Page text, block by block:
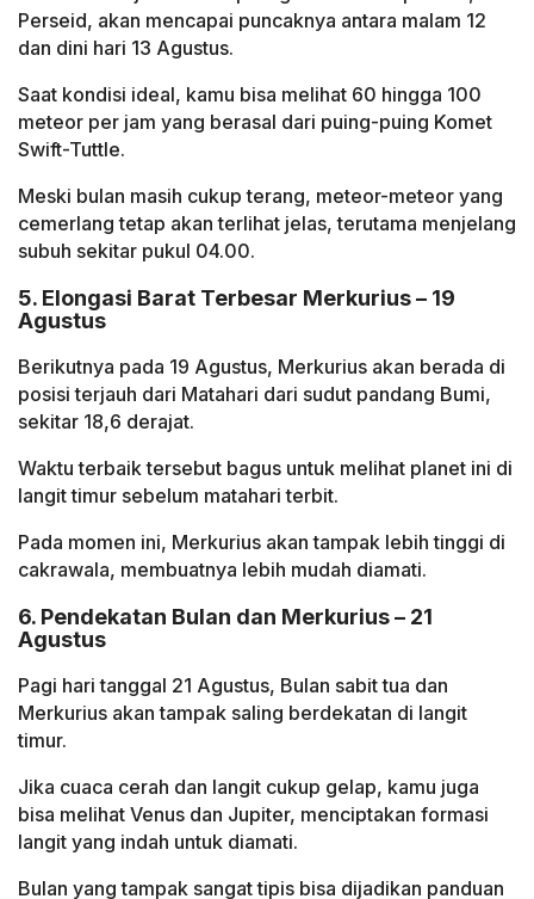
Perseid, akan mencapai puncaknya antara malam 12
dan dini hari 13 Agustus.
Saat kondisi ideal, kamu bisa melihat 60 hingga 100
meteor per jam yang berasal dari puing-puing Komet
Swift-Tuttle.
Meski bulan masih cukup terang, meteor-meteor yang
cemerlang tetap akan terlihat jelas, terutama menjelang
subuh sekitar pukul 04.00.
5. Elongasi Barat Terbesar Merkurius – 19
Agustus
Berikutnya pada 19 Agustus, Merkurius akan berada di
posisi terjauh dari Matahari dari sudut pandang Bumi,
sekitar 18,6 derajat.
Waktu terbaik tersebut bagus untuk melihat planet ini di
langit timur sebelum matahari terbit.
Pada momen ini, Merkurius akan tampak lebih tinggi di
cakrawala, membuatnya lebih mudah diamati.
6. Pendekatan Bulan dan Merkurius – 21
Agustus
Pagi hari tanggal 21 Agustus, Bulan sabit tua dan
Merkurius akan tampak saling berdekatan di langit
timur.
Jika cuaca cerah dan langit cukup gelap, kamu juga
bisa melihat Venus dan Jupiter, menciptakan formasi
langit yang indah untuk diamati.
Bulan yang tampak sangat tipis bisa dijadikan panduan